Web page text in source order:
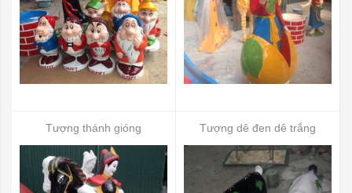
Tượng thánh gióng Tượng dê đen dê trắng